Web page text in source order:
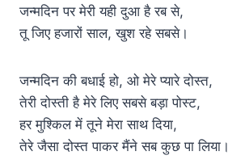
जन्मदिन पर मेरी यही दुआ है रब से,
तू जिए हजारों साल, खुश रहे सबसे।
जन्मदिन की बधाई हो, ओ मेरे प्यारे दोस्त,
तेरी दोस्ती है मेरे लिए सबसे बड़ा पोस्ट,
हर मुश्किल में तूने मेरा साथ दिया,
तेरे जैसा दोस्त पाकर मैंने सब कुछ पा लिया।